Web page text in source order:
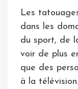
Les
dans les
du sport, de
voir de plus
que des
à la